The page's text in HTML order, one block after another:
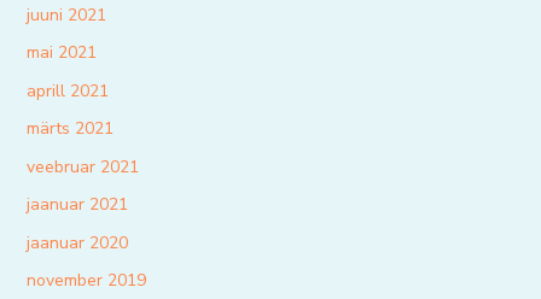
juuni 2021
mai 2021
aprill 2021
märts 2021
veebruar 2021
jaanuar 2021
jaanuar 2020
november 2019